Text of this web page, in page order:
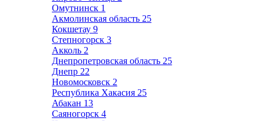
Омутнинск 1
Акмолинская область 25
Кокшетау 9
Степногорск 3
Акколь 2
Днепропетровская область 25
Днепр 22
Новомосковск 2
Республика Хакасия 25
Абакан 13
Саяногорск 4